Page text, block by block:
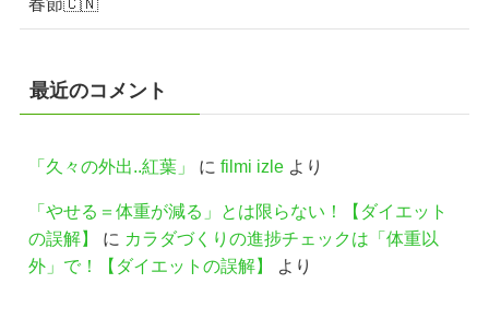
最近のコメント
「久々の外出..紅葉」 に filmi izleより
「やせる＝体重が減る」とは限らない！【ダイエット
の誤解】
に カラダづくりの進捗チェックは「体重以
外」で！【ダイエットの誤解】
より